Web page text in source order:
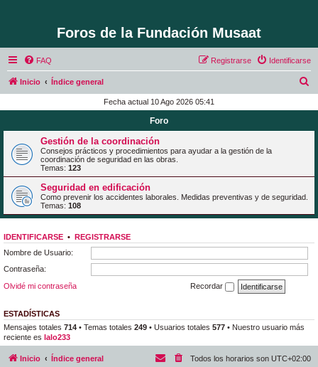
Foros de la Fundación Musaat
FAQ Identificarse
Registrarse
Inicio Índice general
c
Fecha actual 10 Ago 2026 05:41
Foro
Gestión de la coordinación
Consejos prácticos y procedimientos para ayudar a la gestión de la
coordinación de seguridad en las obras.
Temas: 123
Seguridad en edificación
Como prevenir los accidentes laborales. Medidas preventivas y de seguridad.
Temas: 108
IDENTIFICARSE • REGISTRARSE
Nombre de Usuario:
Contraseña:
Olvidé mi contraseña
Recordar
ESTADÍSTICAS
Mensajes totales 714 • Temas totales 249 • Usuarios totales 577 • Nuestro usuario más
reciente es lalo233
Inicio Índice general Todos los horarios son UTC+02:00